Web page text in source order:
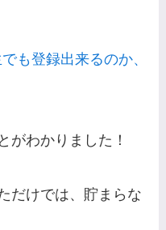
も登録出来るのか、
がわかりました！
だけでは、貯まらな